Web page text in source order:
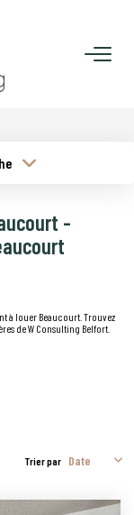
-
à louer Beaucourt. Trouvez
de W Consulting Belfort.
Trier par